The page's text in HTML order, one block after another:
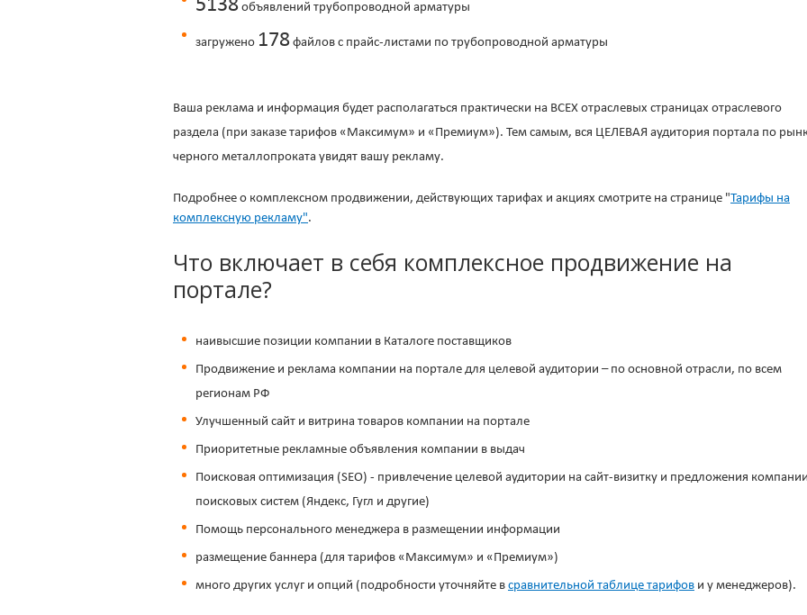
5138 объявлений трубопроводной арматуры
загружено 178 файлов с прайс-листами по трубопроводной арматуры
Ваша реклама и информация будет располагаться практически на ВСЕХ отраслевых страницах отраслевого
раздела (при заказе тарифов «Максимум» и «Премиум»). Тем самым, вся ЦЕЛЕВАЯ аудитория портала по
черного металлопроката увидят вашу рекламу.
Подробнее о комплексном продвижении, действующих тарифах и акциях смотрите на странице "Тарифы на
комплексную рекламу".
Что включает в себя комплексное продвижение на
портале?
наивысшие позиции компании в Каталоге поставщиков
Продвижение и реклама компании на портале для целевой аудитории – по основной отрасли, по всем
регионам РФ
Улучшенный сайт и витрина товаров компании на портале
Приоритетные рекламные объявления компании в выдач
Поисковая оптимизация (SEO) - привлечение целевой аудитории на сайт-визитку и предложения
поисковых систем (Яндекс, Гугл и другие)
Помощь персонального менеджера в размещении информации
размещение баннера (для тарифов «Максимум» и «Премиум»)
много других услуг и опций (подробности уточняйте в сравнительной таблице тарифов и у менеджеров).